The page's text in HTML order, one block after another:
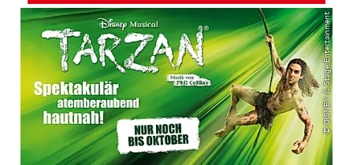
© DISNEY & Stage Entertainment